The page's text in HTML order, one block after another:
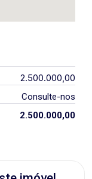
2.500.000,00
Consulte-nos
2.500.000,00